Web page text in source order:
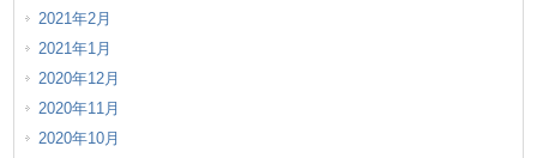
2021年2月
2021年1月
2020年12月
2020年11月
2020年10月